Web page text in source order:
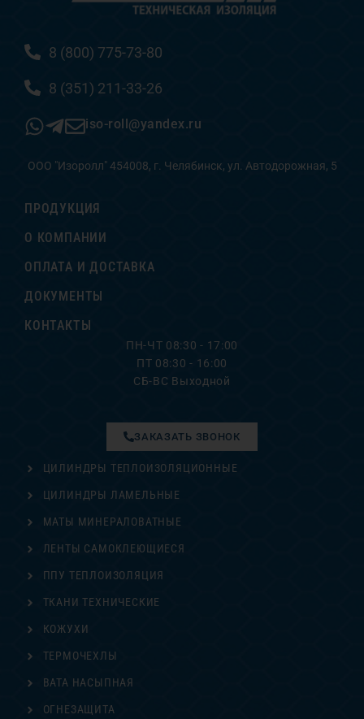
8 (800) 775-73-80
8 (351) 211-33-26
iso-roll@yandex.ru
ООО "Изоролл" 454008, г. Челябинск, ул. Автодорожная, 5
ПРОДУКЦИЯ
О КОМПАНИИ
ОПЛАТА И ДОСТАВКА
ДОКУМЕНТЫ
КОНТАКТЫ
ПН-ЧТ 08:30 - 17:00
ПТ 08:30 - 16:00
СБ-ВС Выходной
ЦИЛИНДРЫ ТЕПЛОИЗОЛЯЦИОННЫЕ
ЦИЛИНДРЫ ЛАМЕЛЬНЫЕ
МАТЫ МИНЕРАЛОВАТНЫЕ
ЛЕНТЫ САМОКЛЕЮЩИЕСЯ
ППУ ТЕПЛОИЗОЛЯЦИЯ
ТКАНИ ТЕХНИЧЕСКИЕ
ЗАКАЗАТЬ ЗВОНОК
КОЖУХИ
ТЕРМОЧЕХЛЫ
ВАТА НАСЫПНАЯ
ОГНЕЗАЩИТА